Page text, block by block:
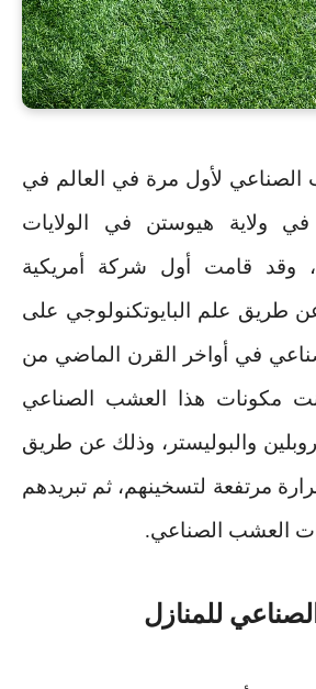
لأول مرة في العالم في
ولاية هيوستن في الولايات
وقد قامت أول شركة أمريكية
طريق علم البايوتكنولوجي على
في أواخر القرن الماضي من
مكونات هذا العشب الصناعي
والبوليستر، وذلك عن طريق
مرتفعة لتسخينهم، ثم تبريدهم
العشب الصناعي.
للمنازل